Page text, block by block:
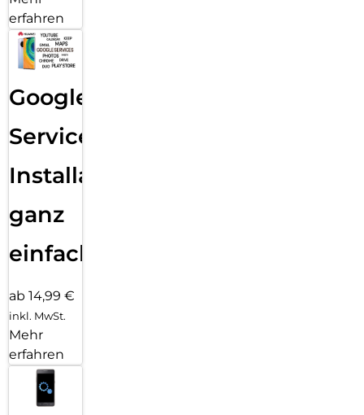
erfahren
Google
Services
Installation
ganz
einfach
ab 14,99 €
inkl. MwSt.
Mehr
erfahren